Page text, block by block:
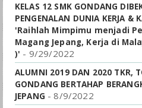
KELAS 12 SMK GONDANG
PENGENALAN DUNIA KERJA &
'Raihlah Mimpimu menjadi
Magang Jepang, Kerja di
)' - 9/29/2022
ALUMNI 2019 DAN 2020 TKR,
GONDANG BERTAHAP
JEPANG - 8/9/2022